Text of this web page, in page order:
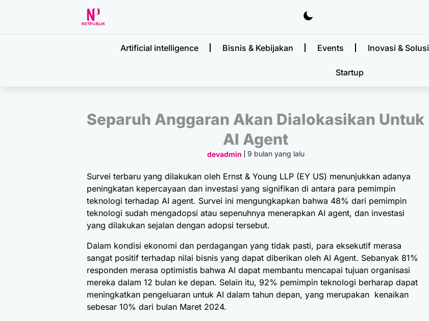
Artificial intelligence Bisnis & Kebijakan Events Inovasi & Solusi
Startup
Separuh Anggaran Akan Dialokasikan Untuk
AI Agent
devadmin 9 bulan yang lalu
Survei terbaru yang dilakukan oleh Ernst & Young LLP (EY US) menunjukkan adanya
peningkatan kepercayaan dan investasi yang signifikan di antara para pemimpin
teknologi terhadap AI agent. Survei ini mengungkapkan bahwa 48% dari pemimpin
teknologi sudah mengadopsi atau sepenuhnya menerapkan AI agent, dan investasi
yang dilakukan sejalan dengan adopsi tersebut.
Dalam kondisi ekonomi dan perdagangan yang tidak pasti, para eksekutif merasa
sangat positif terhadap nilai bisnis yang dapat diberikan oleh AI Agent. Sebanyak 81%
responden merasa optimistis bahwa AI dapat membantu mencapai tujuan organisasi
mereka dalam 12 bulan ke depan. Selain itu, 92% pemimpin teknologi berharap dapat
meningkatkan pengeluaran untuk AI dalam tahun depan, yang merupakan kenaikan
sebesar 10% dari bulan Maret 2024.